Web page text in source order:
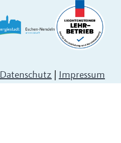
Datenschutz | Impressum